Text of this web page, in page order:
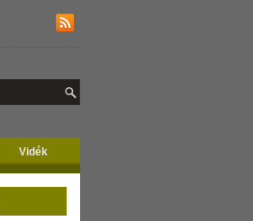
Vidék